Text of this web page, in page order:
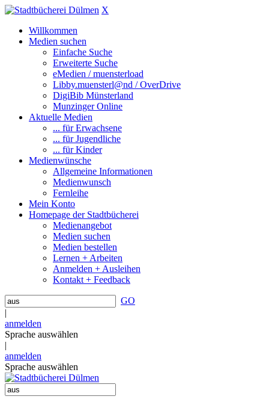
X
Willkommen
Medien suchen
Einfache Suche
Erweiterte Suche
eMedien / muensterload
Libby.muensterl@nd / OverDrive
DigiBib Münsterland
Munzinger Online
Aktuelle Medien
... für Erwachsene
... für Jugendliche
... für Kinder
Medienwünsche
Allgemeine Informationen
Medienwunsch
Fernleihe
Mein Konto
Homepage der Stadtbücherei
Medienangebot
Medien suchen
Medien bestellen
Lernen + Arbeiten
Anmelden + Ausleihen
Kontakt + Feedback
GO
|
anmelden
Sprache auswählen
|
anmelden
Sprache auswählen